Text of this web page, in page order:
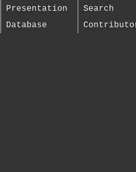
Presentation
Database
Search